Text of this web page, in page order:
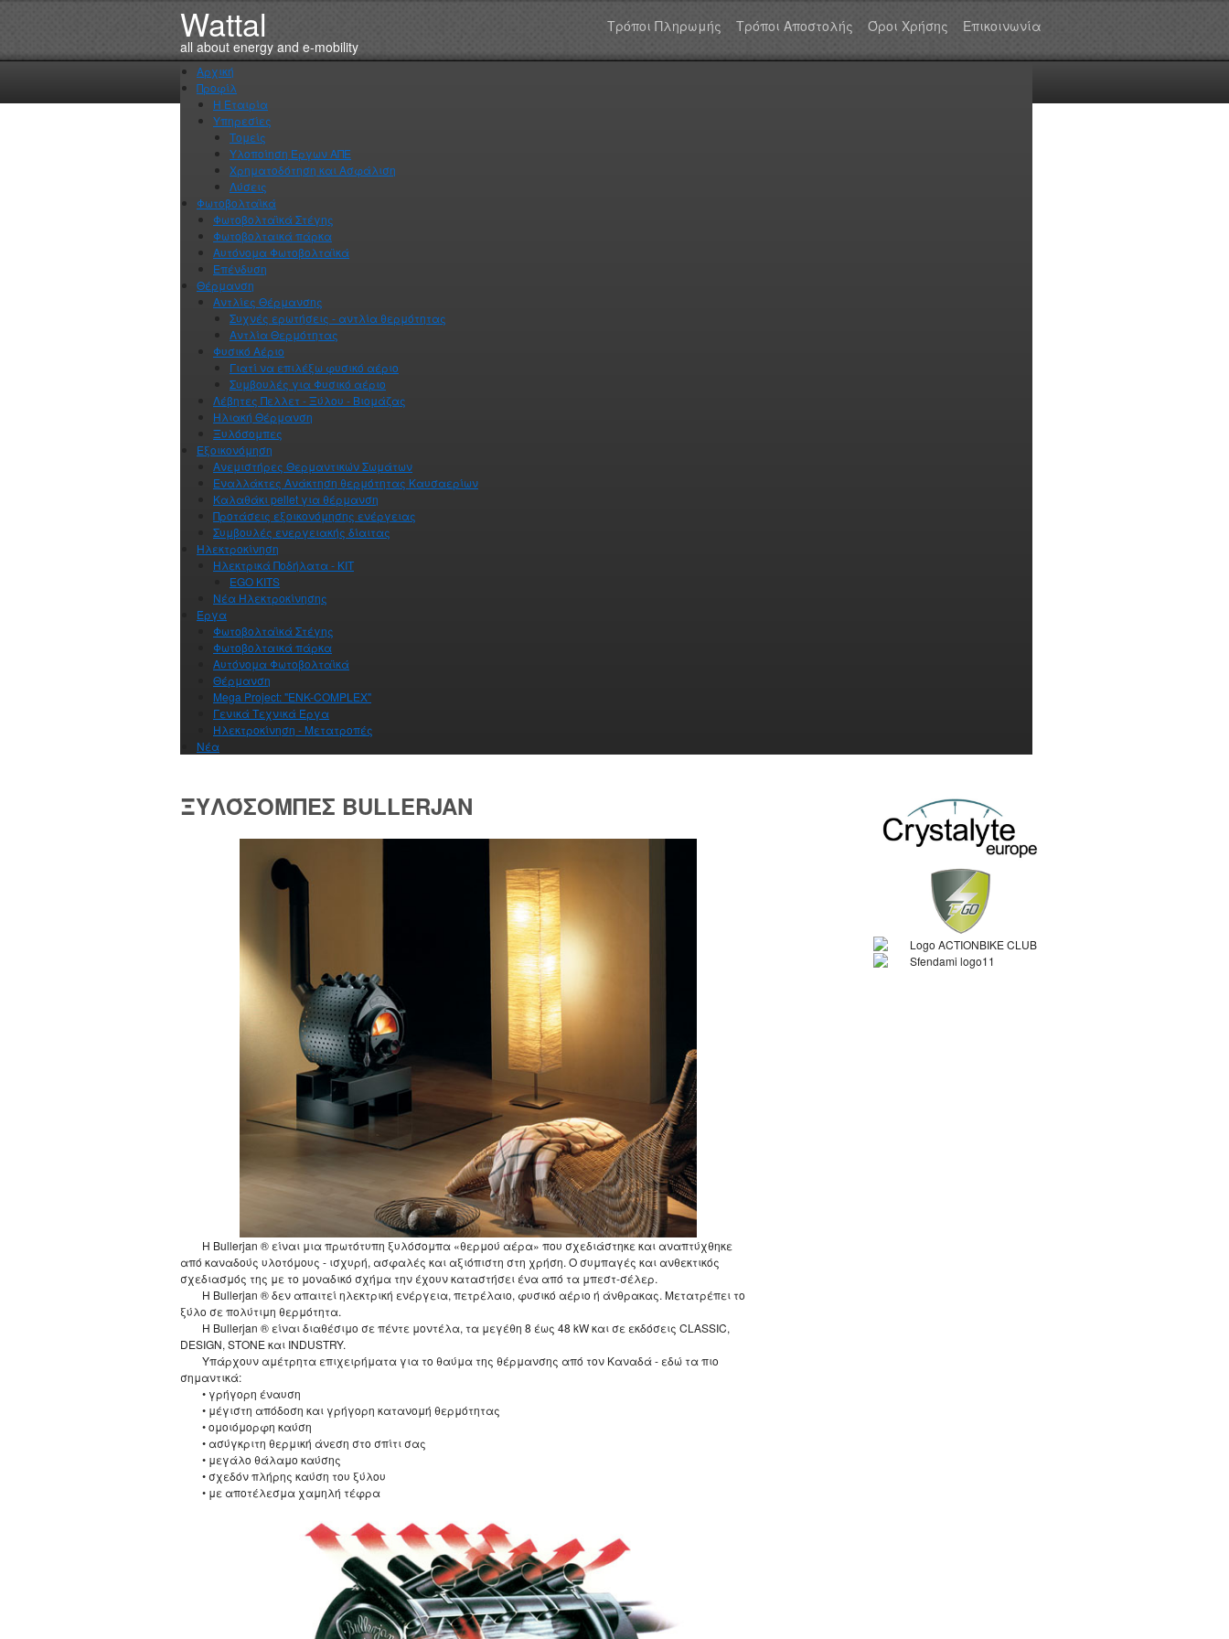
Wattal Τρόποι Πληρωμής Τρόποι Αποστολής Όροι Χρήσης Επικοινωνία
Αρχική
Προφίλ
Η Εταιρία
Υπηρεσίες
Τομείς
Υλοποίηση Έργων ΑΠΕ
Χρηματοδότηση και Ασφάλιση
Λύσεις
Φωτοβολταϊκά
Φωτοβολταϊκά Στέγης
Φωτοβολταικά πάρκα
Αυτόνομα Φωτοβολταϊκά
Επένδυση
Θέρμανση
Αντλίες Θέρμανσης
Συχνές ερωτήσεις - αντλία θερμότητας
Αντλία Θερμότητας
Φυσικό Αέριο
Γιατί να επιλέξω φυσικό αέριο
Συμβουλές για Φυσικό αέριο
Λέβητες Πελλετ - Ξύλου - Βιομάζας
Ηλιακή Θέρμανση
Ξυλόσομπες
Εξοικονόμηση
Ανεμιστήρες Θερμαντικών Σωμάτων
Εναλλάκτες Ανάκτηση θερμότητας Καυσαερίων
Καλαθάκι pellet για θέρμανση
Προτάσεις εξοικονόμησης ενέργειας
Συμβουλές ενεργειακής δίαιτας
Ηλεκτροκίνηση
Ηλεκτρικά Ποδήλατα - ΚΙΤ
EGO KITS
Νέα Ηλεκτροκίνησης
Έργα
Φωτοβολταϊκά Στέγης
Φωτοβολταικά πάρκα
Αυτόνομα Φωτοβολταϊκά
Θέρμανση
Mega Project: "ENK-COMPLEX"
Γενικά Τεχνικά Έργα
Ηλεκτροκίνηση - Μετατροπές
Νέα
ΞΥΛΌΣΟΜΠΕΣ BULLERJAN
Η Bullerjan ® είναι μια πρωτότυπη ξυλόσομπα «θερμού αέρα» που σχεδιάστηκε και αναπτύχθηκε
από καναδούς υλοτόμους - ισχυρή, ασφαλές και αξιόπιστη στη χρήση. Ο συμπαγές και ανθεκτικός
σχεδιασμός της με το μοναδικό σχήμα την έχουν καταστήσει ένα από τα μπεστ-σέλερ.
Η Bullerjan ® δεν απαιτεί ηλεκτρική ενέργεια, πετρέλαιο, φυσικό αέριο ή άνθρακας. Μετατρέπει το
ξύλο σε πολύτιμη θερμότητα.
Η Bullerjan ® είναι διαθέσιμο σε πέντε μοντέλα, τα μεγέθη 8 έως 48 kW και σε εκδόσεις CLASSIC,
DESIGN, STONE και INDUSTRY.
Υπάρχουν αμέτρητα επιχειρήματα για το θαύμα της θέρμανσης από τον Καναδά - εδώ τα πιο
σημαντικά:
• γρήγορη έναυση
• μέγιστη απόδοση και γρήγορη κατανομή θερμότητας
• ομοιόμορφη καύση
• ασύγκριτη θερμική άνεση στο σπίτι σας
• μεγάλο θάλαμο καύσης
• σχεδόν πλήρης καύση του ξύλου
• με αποτέλεσμα χαμηλή τέφρα